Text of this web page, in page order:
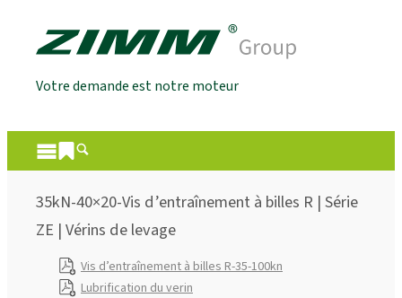
Votre demande est notre moteur
35kN-40×20-Vis d’entraînement à billes R | Série
ZE | Vérins de levage
Vis d’entraînement à billes R-35-100kn
Lubrification du verin